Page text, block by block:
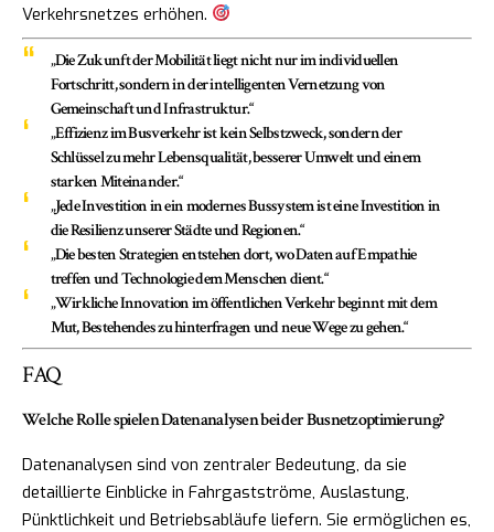
Verkehrsnetzes erhöhen.
„Die Zukunft der Mobilität liegt nicht nur im individuellen
Fortschritt, sondern in der intelligenten Vernetzung von
Gemeinschaft und Infrastruktur.“
„Effizienz im Busverkehr ist kein Selbstzweck, sondern der
Schlüssel zu mehr Lebensqualität, besserer Umwelt und einem
starken Miteinander.“
„Jede Investition in ein modernes Bussystem ist eine Investition in
die Resilienz unserer Städte und Regionen.“
„Die besten Strategien entstehen dort, wo Daten auf Empathie
treffen und Technologie dem Menschen dient.“
„Wirkliche Innovation im öffentlichen Verkehr beginnt mit dem
Mut, Bestehendes zu hinterfragen und neue Wege zu gehen.“
FAQ
Welche Rolle spielen Datenanalysen bei der Busnetzoptimierung?
Datenanalysen sind von zentraler Bedeutung, da sie
detaillierte Einblicke in Fahrgastströme, Auslastung,
Pünktlichkeit und Betriebsabläufe liefern. Sie ermöglichen es,